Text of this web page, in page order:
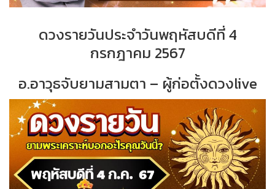
ดวงรายวันประจำวันพฤหัสบดีที่ 4
กรกฎาคม 2567
อ.อาวุธจับยามสามตา – ผู้ก่อตั้งดวงlive